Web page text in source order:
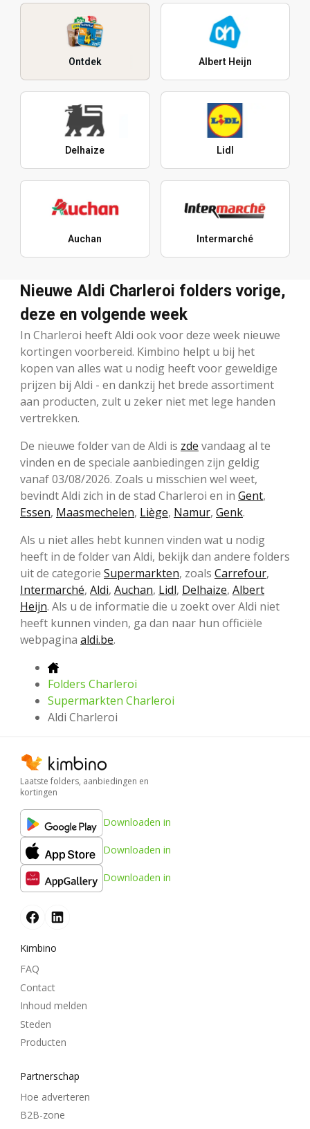
Ontdek Albert Heijn
Delhaize Lidl
Auchan Intermarché
Nieuwe Aldi Charleroi folders vorige,
deze en volgende week
In Charleroi heeft Aldi ook voor deze week nieuwe
kortingen voorbereid. Kimbino helpt u bij het
kopen van alles wat u nodig heeft voor geweldige
prijzen bij Aldi - en dankzij het brede assortiment
aan producten, zult u zeker niet met lege handen
vertrekken.
De nieuwe folder van de Aldi is zde vandaag al te
vinden en de speciale aanbiedingen zijn geldig
vanaf 03/08/2026. Zoals u misschien wel weet,
bevindt Aldi zich in de stad Charleroi en in Gent,
Essen, Maasmechelen, Liège, Namur, Genk.
Als u niet alles hebt kunnen vinden wat u nodig
heeft in de folder van Aldi, bekijk dan andere folders
uit de categorie Supermarkten, zoals Carrefour,
Intermarché, Aldi, Auchan, Lidl, Delhaize, Albert
Heijn. Als u de informatie die u zoekt over Aldi niet
heeft kunnen vinden, ga dan naar hun officiële
webpagina aldi.be.
Folders Charleroi
Supermarkten Charleroi
Aldi Charleroi
Laatste folders, aanbiedingen en
kortingen
Downloaden in
Downloaden in
Downloaden in
Kimbino
FAQ
Contact
Inhoud melden
Steden
Producten
Partnerschap
Hoe adverteren
B2B-zone